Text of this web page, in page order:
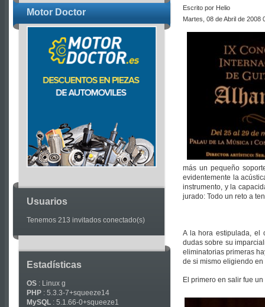
Motor Doctor
Usuarios
Tenemos 213 invitados conectado(s)
Estadísticas
OS : Linux g
PHP : 5.3.3-7+squeeze14
MySQL : 5.1.66-0+squeeze1
Joomla
Extensions
Joomla
Templates
Escrito por Helio
Martes, 08 de Abril de 2008
más un pequeño
evidentemente la
instrumento, y la
jurado: Todo un reto a
A la hora estipulada, el
dudas sobre su
eliminatorias primeras
de si mismo eligiendo
El primero en salir fue